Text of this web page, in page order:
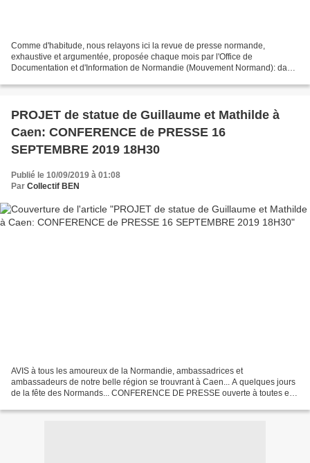
Comme d'habitude, nous relayons ici la revue de presse normande,
exhaustive et argumentée, proposée chaque mois par l'Office de
Documentation et d'Information de Normandie (Mouvement Normand): dans
PROJET de statue de Guillaume et Mathilde à
Caen: CONFERENCE de PRESSE 16
SEPTEMBRE 2019 18H30
Publié le 10/09/2019 à 01:08
Par Collectif BEN
AVIS à tous les amoureux de la Normandie, ambassadrices et
ambassadeurs de notre belle région se trouvrant à Caen... A quelques jours
de la fête des Normands... CONFERENCE DE PRESSE ouverte à toutes et